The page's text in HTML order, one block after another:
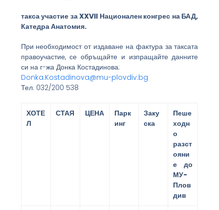
такса участие за XXVII Национален конгрес на БАД,
Катедра Анатомия.
При необходимост от издаване на фактура за таксата
правоучастие, се обръщайте и изпращайте данните
си на г-жа Донка Костадинова:
Donka.Kostadinova@mu-plovdiv.bg
Тел. 032/200 538
ХОТЕ
Л
СТАЯ ЦЕНА
Парк
инг
Заку
ска
Пеше
ходн
о
разст
ояни
е до
МУ-
Плов
див